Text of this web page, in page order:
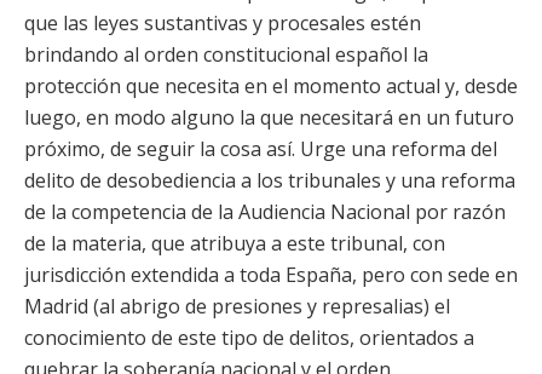
que las leyes sustantivas y procesales estén
brindando al orden constitucional español la
protección que necesita en el momento actual y, desde
luego, en modo alguno la que necesitará en un futuro
próximo, de seguir la cosa así. Urge una reforma del
delito de desobediencia a los tribunales y una reforma
de la competencia de la Audiencia Nacional por razón
de la materia, que atribuya a este tribunal, con
jurisdicción extendida a toda España, pero con sede en
Madrid (al abrigo de presiones y represalias) el
conocimiento de este tipo de delitos, orientados a